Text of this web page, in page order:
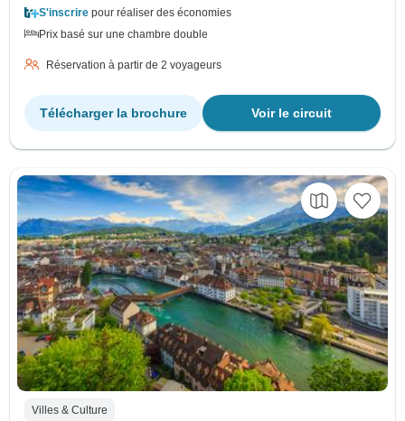
S'inscrire pour réaliser des économies
Prix basé sur une chambre double
Réservation à partir de 2 voyageurs
Voir le circuit
Télécharger la brochure
Villes & Culture